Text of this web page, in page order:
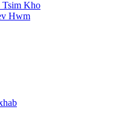
Tsim Kho
Hwm